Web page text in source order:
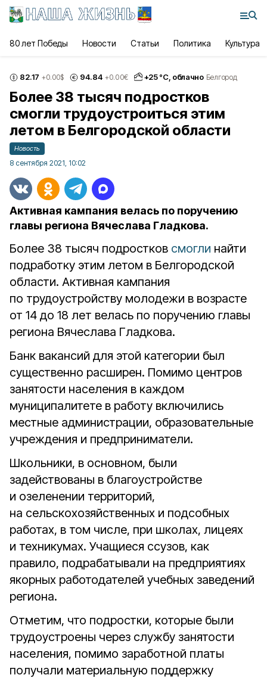
80 лет Победы Новости Статьи Политика Культура
82.17 +0.00$ 94.84 +0.00€ +25°С, облачно Белгород
Более 38 тысяч подростков
смогли трудоустроиться этим
летом в Белгородской области
Новость
8 сентября 2021, 10:02
Активная кампания велась по поручению
главы региона Вячеслава Гладкова.
Более 38 тысяч подростков смогли найти
подработку этим летом в Белгородской
области. Активная кампания
по трудоустройству молодежи в возрасте
от 14 до 18 лет велась по поручению главы
региона Вячеслава Гладкова.
Банк вакансий для этой категории был
существенно расширен. Помимо центров
занятости населения в каждом
муниципалитете в работу включились
местные администрации, образовательные
учреждения и предприниматели.
Школьники, в основном, были
задействованы в благоустройстве
и озеленении территорий,
на сельскохозяйственных и подсобных
работах, в том числе, при школах, лицеях
и техникумах. Учащиеся ссузов, как
правило, подрабатывали на предприятиях
якорных работодателей учебных заведений
региона.
Отметим, что подростки, которые были
трудоустроены через службу занятости
населения, помимо заработной платы
получали материальную поддержку